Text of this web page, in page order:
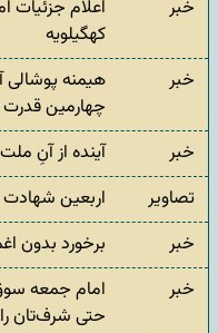
خبر
اعلام جزئیات
کهگیلویه
خبر
هیمنه
چهارمین
خبر
آینده از آنِ
تصاویر
اربعین شهادت
خبر
برخورد بدون
خبر
امام جمعه
حتی شرف‌تان